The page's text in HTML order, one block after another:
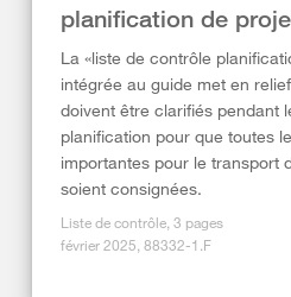
planification de
La «liste de contrôle
intégrée au guide met en
doivent être clarifiés pendant
planification pour que toutes
importantes pour le transport
soient consignées.
Liste de contrôle, 3 pages
février 2025, 88332-1.F